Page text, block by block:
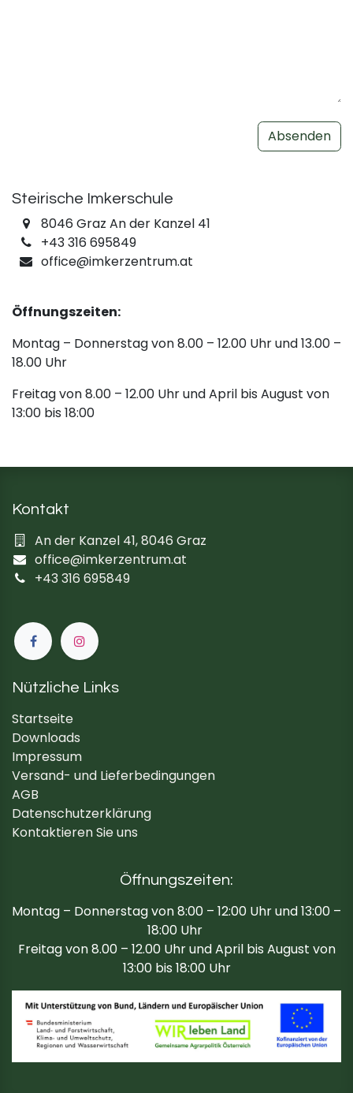
Absenden
Steirische Imkerschule
8046 Graz An der Kanzel 41
+43 316 695849
office@imkerzentrum.at
Öffnungszeiten:
Montag – Donnerstag von 8.00 – 12.00 Uhr und 13.00 –
18.00 Uhr
Freitag von 8.00 – 12.00 Uhr und April bis August von
13:00 bis 18:00
Kontakt
An der Kanzel 41, 8046 Graz
office@imkerzentrum.at
+43 316 695849
Nützliche Links
Startseite
Downloads
Impressum
Versand- und Lieferbedingungen
AGB
Datenschutzerklärung
Kontaktieren Sie uns
Öffnungszeiten:
Montag – Donnerstag von 8:00 – 12:00 Uhr und 13:00 –
18:00 Uhr
Freitag von 8.00 – 12.00 Uhr und April bis August von
13:00 bis 18:00 Uhr